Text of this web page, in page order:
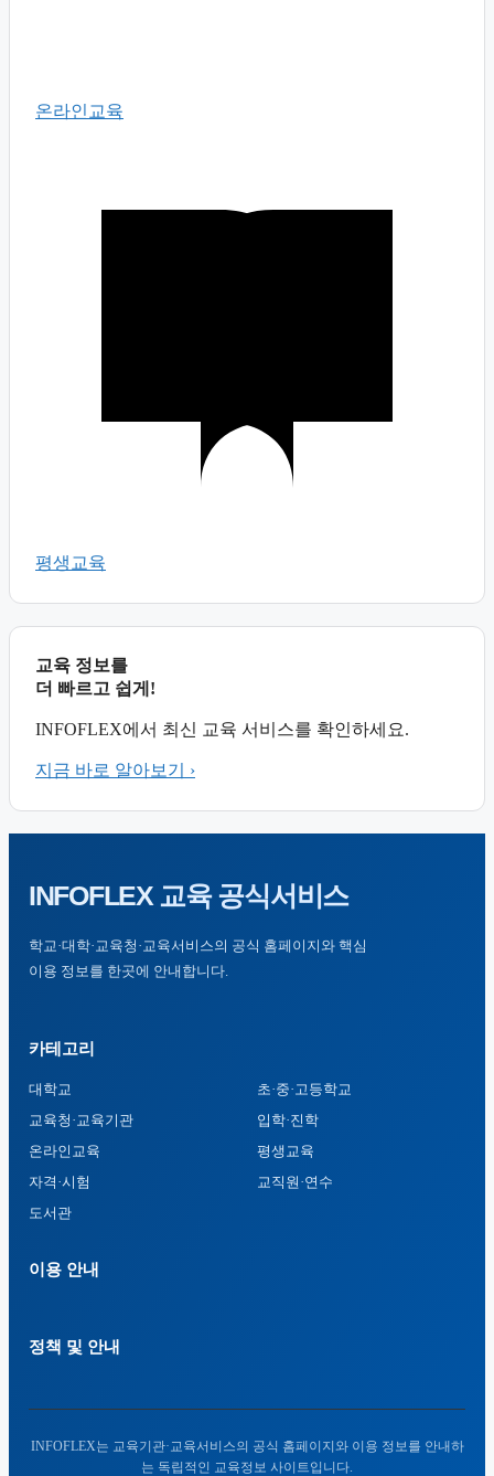
온라인교육
평생교육
교육 정보를
더 빠르고 쉽게!
INFOFLEX에서 최신 교육 서비스를 확인하세요.
지금 바로 알아보기 ›
INFOFLEX 교육 공식서비스
학교·대학·교육청·교육서비스의 공식 홈페이지와 핵심
이용 정보를 한곳에 안내합니다.
카테고리
대학교
초·중·고등학교
교육청·교육기관
입학·진학
온라인교육
평생교육
자격·시험
교직원·연수
도서관
이용 안내
정책 및 안내
INFOFLEX는 교육기관·교육서비스의 공식 홈페이지와 이용 정보를 안내하
는 독립적인 교육정보 사이트입니다.